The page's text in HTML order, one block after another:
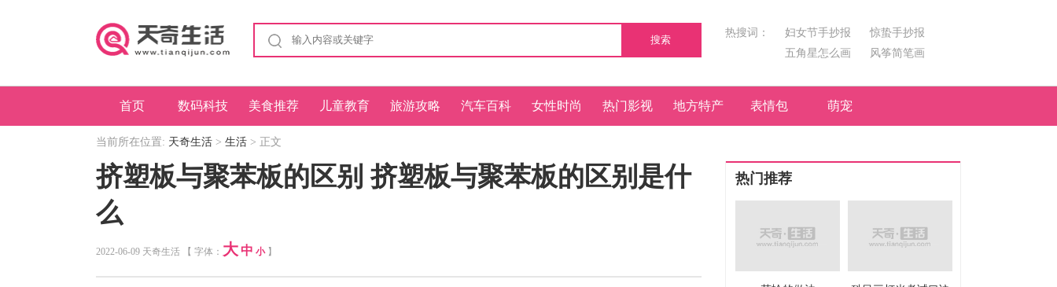
搜索
热搜词： 妇女节手抄报
惊蛰手抄报
五角星怎么画
风筝简笔画
首页 数码科技 美食推荐 儿童教育 旅游攻略 汽车百科 女性时尚 热门影视 地方特产 表情包 萌宠
当前所在位置: 天奇生活 > 生活 > 正文
挤塑板与聚苯板的区别 挤塑板与聚苯板的区别是什
么
2022-06-09 天奇生活 【 字体： 大 中 小】
热门推荐